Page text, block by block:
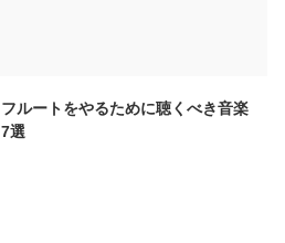
フルートをやるために聴くべき音楽
7選